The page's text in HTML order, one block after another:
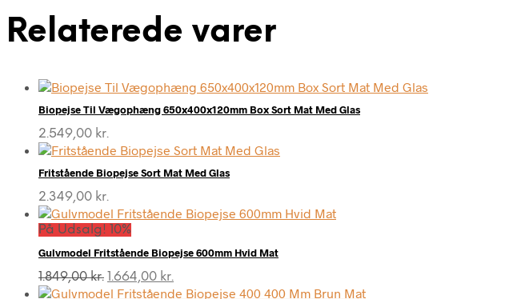
Relaterede varer
Biopejse Til Vægophæng 650x400x120mm Box Sort Mat Med Glas
2.549,00 kr.
Fritstående Biopejse Sort Mat Med Glas
2.349,00 kr.
På Udsalg! 10%
Gulvmodel Fritstående Biopejse 600mm Hvid Mat
1.849,00kr. Den
oprindelige
1.664,00 kr.
aktuelle